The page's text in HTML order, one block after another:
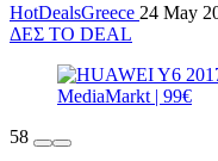
HotDealsGreece 24 May
ΔΕΣ ΤΟ DEAL
58